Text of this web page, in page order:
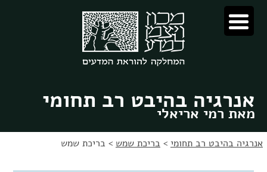
לתוכן
לניווט
אנרגיה בהיבט רב תחומי
מאת רמי אריאלי
אנרגיה בהיבט רב תחומי > בריכת שמש > בריכת שמש